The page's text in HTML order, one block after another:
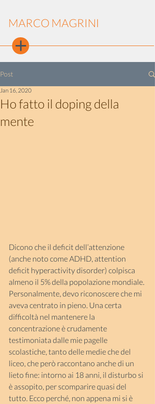
MARCO MAGRINI
Post
Ho fatto il doping della
mente
Jan 16, 2020
Dicono che il deficit dell’attenzione
(anche noto come ADHD, attention
deficit hyperactivity disorder) colpisca
almeno il 5% della popolazione mondiale.
Personalmente, devo riconoscere che mi
aveva centrato in pieno. Una certa
difficoltà nel mantenere la
concentrazione è crudamente
testimoniata dalle mie pagelle
scolastiche, tanto delle medie che del
liceo, che però raccontano anche di un
lieto fine: intorno ai 18 anni, il disturbo si
è assopito, per scomparire quasi del
tutto. Ecco perché, non appena mi si è